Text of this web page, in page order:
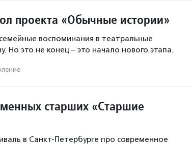
проекта «Обычные истории»
воспоминания в театральные
Но это не конец – это начало нового этапа.
старших «Старшие
в Санкт-Петербурге про современное